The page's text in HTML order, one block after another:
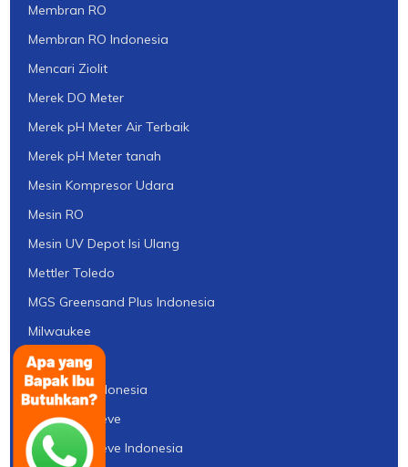
Membran RO
Membran RO Indonesia
Mencari Ziolit
Merek DO Meter
Merek pH Meter Air Terbaik
Merek pH Meter tanah
Mesin Kompresor Udara
Mesin RO
Mesin UV Depot Isi Ulang
Mettler Toledo
MGS Greensand Plus Indonesia
Milwaukee
Mitsubishi
Mitsubishi Indonesia
Molecular Sieve
Molecular Sieve Indonesia